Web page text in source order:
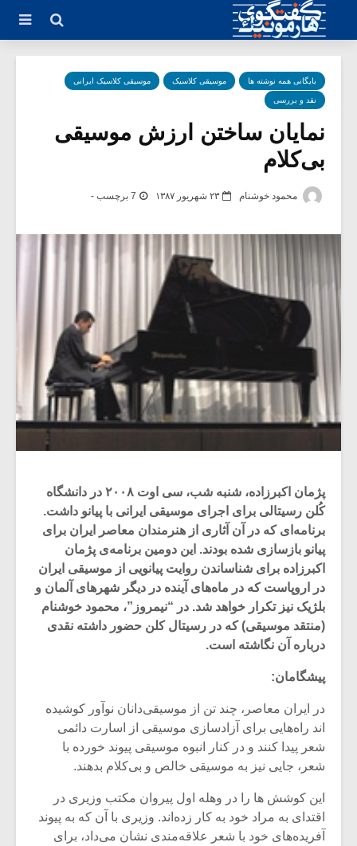
بایگانی همه نوشته ها موسیقی کلاسیک موسیقی کلاسیک ایرانی
نقد و بررسی
نمایان ساختن ارزش موسیقی
بی‌کلام
محمود خوشنام ۲۳ شهریور ۱۳۸۷ 7 برچسب -
پژمان اکبرزاده، شنبه شب، سی اوت ۲۰۰۸ در دانشگاه
کُلن رسیتالی برای اجرای موسیقی ایرانی با پیانو داشت.
برنامه‌ای که در آن آثاری از هنرمندان معاصر ایران برای
پیانو بازسازی شده بودند. این دومین برنامه‌ی پژمان
اکبرزاده برای شناساندن روایت پیانویی از موسیقی ایران
در اروپاست که در ماه‌های آینده در دیگر شهرهای آلمان و
بلژیک نیز تکرار خواهد شد. در “نیمروز”، محمود خوشنام
(منتقد موسیقی) که در رسیتال کلن حضور داشته نقدی
درباره آن نگاشته است.
پیشگامان:
در ایران معاصر، چند تن از موسیقی‌دانان نوآور کوشیده
اند راه‌هایى براى آزادسازى موسیقى از اسارت دائمى
شعر پیدا کنند و در کنار انبوه موسیقى پیوند خورده با
شعر، جایى نیز به موسیقى خالص و بى‌کلام بدهند.
این کوشش ها را در وهله اول پیروان مکتب وزیرى در
اقتداى به مراد خود به کار زده‌اند. وزیرى با آن که به پیوند
آفریده‌هاى خود با شعر علاقه‌مندى نشان مى‌داد، براى